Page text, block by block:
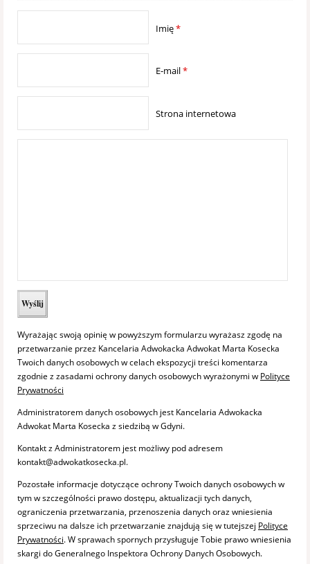
Imię*
E-mail*
Strona internetowa
Wyrażając swoją opinię w powyższym formularzu wyrażasz zgodę na
przetwarzanie przez Kancelaria Adwokacka Adwokat Marta Kosecka
Twoich danych osobowych w celach ekspozycji treści komentarza
zgodnie z zasadami ochrony danych osobowych wyrażonymi w Polityce
Prywatności
Administratorem danych osobowych jest Kancelaria Adwokacka
Adwokat Marta Kosecka z siedzibą w Gdyni.
Kontakt z Administratorem jest możliwy pod adresem
kontakt@adwokatkosecka.pl.
Pozostałe informacje dotyczące ochrony Twoich danych osobowych w
tym w szczególności prawo dostępu, aktualizacji tych danych,
ograniczenia przetwarzania, przenoszenia danych oraz wniesienia
sprzeciwu na dalsze ich przetwarzanie znajdują się w tutejszej Polityce
Prywatności. W sprawach spornych przysługuje Tobie prawo wniesienia
skargi do Generalnego Inspektora Ochrony Danych Osobowych.